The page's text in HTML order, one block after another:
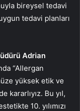
bireysel tedavi
tedavi planları
Adrian
“Allergan
yüksek etik ve
kararlıyız. Bu yıl,
10. yılımızı